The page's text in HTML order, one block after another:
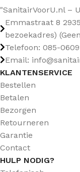
"SanitairVoorU.nl –
Emmastraat 8
bezoekadres)
Telefoon: 085-
Email:
KLANTENSERVICE
Bestellen
Betalen
Bezorgen
Retourneren
Garantie
Contact
HULP NODIG?